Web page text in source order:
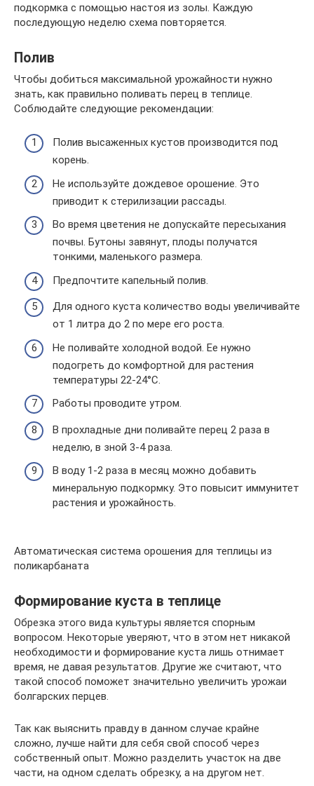
подкормка с помощью настоя из золы. Каждую
последующую неделю схема повторяется.
Полив
Чтобы добиться максимальной урожайности нужно
знать, как правильно поливать перец в теплице.
Соблюдайте следующие рекомендации:
Полив высаженных кустов производится под
корень.
Не используйте дождевое орошение. Это
приводит к стерилизации рассады.
Во время цветения не допускайте пересыхания
почвы. Бутоны завянут, плоды получатся
тонкими, маленького размера.
Предпочтите капельный полив.
Для одного куста количество воды увеличивайте
от 1 литра до 2 по мере его роста.
Не поливайте холодной водой. Ее нужно
подогреть до комфортной для растения
температуры 22-24°С.
Работы проводите утром.
В прохладные дни поливайте перец 2 раза в
неделю, в зной 3-4 раза.
В воду 1-2 раза в месяц можно добавить
минеральную подкормку. Это повысит иммунитет
растения и урожайность.
Автоматическая система орошения для теплицы из
поликарбаната
Формирование куста в теплице
Обрезка этого вида культуры является спорным
вопросом. Некоторые уверяют, что в этом нет никакой
необходимости и формирование куста лишь отнимает
время, не давая результатов. Другие же считают, что
такой способ поможет значительно увеличить урожаи
болгарских перцев.
Так как выяснить правду в данном случае крайне
сложно, лучше найти для себя свой способ через
собственный опыт. Можно разделить участок на две
части, на одном сделать обрезку, а на другом нет.